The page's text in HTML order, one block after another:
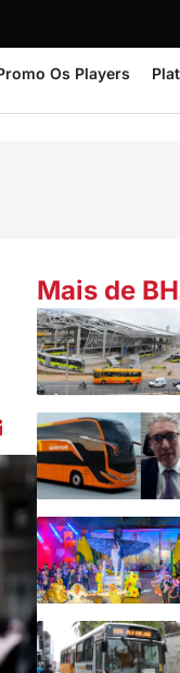
Os Players
Mais de